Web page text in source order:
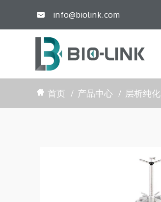
 info@biolink.com
首页 产品中心 层析纯化